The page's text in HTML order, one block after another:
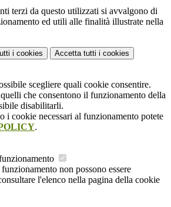
terzi da questo utilizzati si avvalgono di
ed utili alle finalità illustrate nella
i cookies Accetta tutti i cookies
scegliere quali cookie consentire.
che consentono il funzionamento della
disabilitarli.
i cookie necessari al funzionamento potete
.
non possono essere
l'elenco nella pagina della cookie